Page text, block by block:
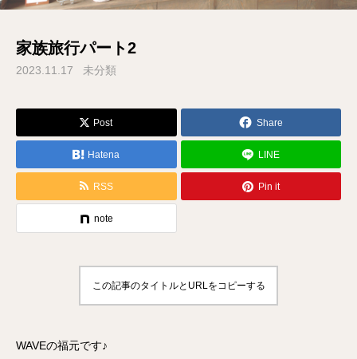
家族旅行パート2
2023.11.17 未分類
Post Share
Hatena LINE
RSS Pin it
note
この記事のタイトルとURLをコピーする
WAVEの福元です♪